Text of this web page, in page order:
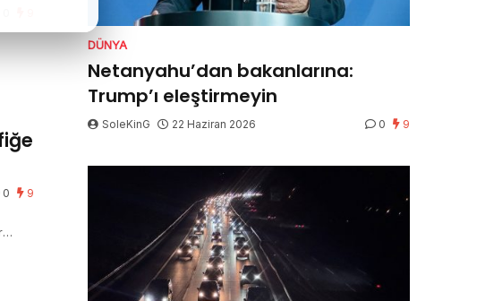
0 9
DÜNYA
Netanyahu’dan bakanlarına:
Trump’ı eleştirmeyin
SoleKinG 22 Haziran 2026 0 9